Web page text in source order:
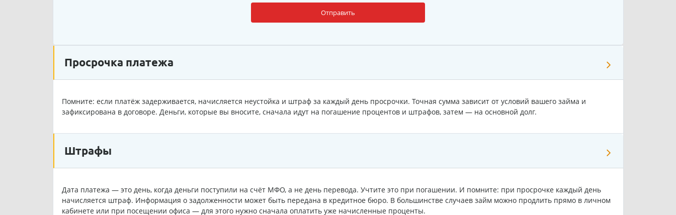
Отправить
Просрочка платежа
Помните: если платёж задерживается, начисляется неустойка и штраф за каждый день просрочки. Точная сумма зависит от условий вашего займа и
зафиксирована в договоре. Деньги, которые вы вносите, сначала идут на погашение процентов и штрафов, затем — на основной долг.
Штрафы
Дата платежа — это день, когда деньги поступили на счёт МФО, а не день перевода. Учтите это при погашении. И помните: при просрочке каждый день
начисляется штраф. Информация о задолженности может быть передана в кредитное бюро. В большинстве случаев займ можно продлить прямо в личном
кабинете или при посещении офиса — для этого нужно сначала оплатить уже начисленные проценты.